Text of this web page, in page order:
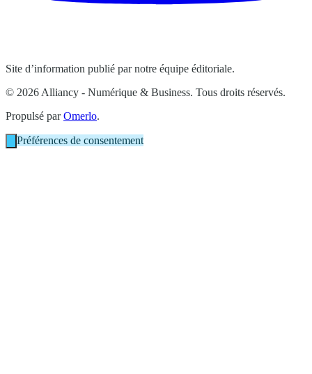
Site d’information publié par notre équipe éditoriale.
© 2026 Alliancy - Numérique & Business. Tous droits réservés.
Propulsé parOmerlo.
Préférences de consentement